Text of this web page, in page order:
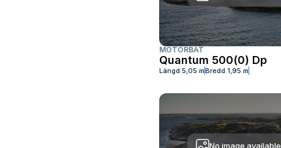
MOTORBÅT
Quantum 500(0) Dp
Längd 5,05 mBredd 1,95 m
No image available